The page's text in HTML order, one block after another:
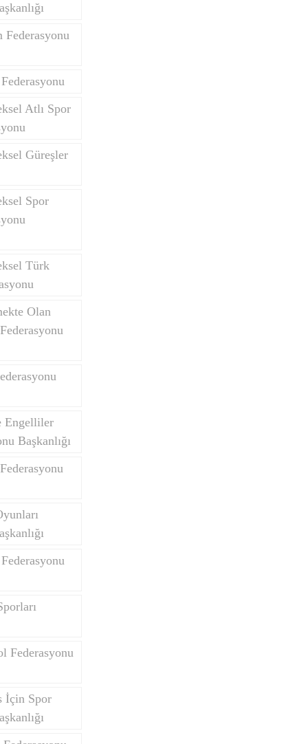
Atlı Spor
Güreşler
Spor
Türk
Olan
Engelliler
Başkanlığı
Federasyonu
İçin Spor